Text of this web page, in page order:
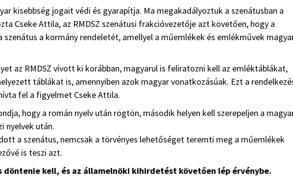
kisebbség jogait védi és gyarapítja. Ma megakadályoztuk a szenátusban a
Cseke Attila, az RMDSZ szenátusi frakcióvezetője azt követően, hogy a
a kormány rendeletét, amellyel a műemlékek és emlékművek
az RMDSZ vívott ki korábban, magyarul is feliratozni kell az emléktáblákat,
táblákat is, amennyiben azok magyar vonatkozásúak. Ezt a
fel a figyelmet Cseke Attila.
hogy a román nyelv után rögtön, második helyen kell szerepeljen a
nyelvek után.
a szenátus, nemcsak a törvényes lehetőséget teremti meg a műemlékek
is teszi azt.
döntenie kell, és az államelnöki kihirdetést követően lép érvénybe.